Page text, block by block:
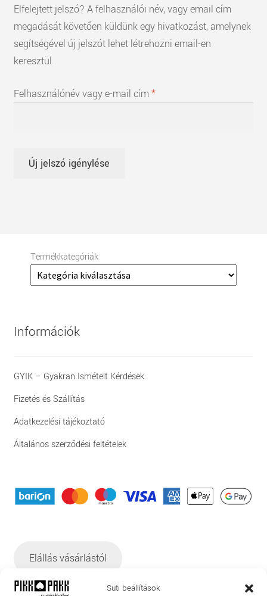
Süti beállítások
Elfelejtett jelszó? A felhasználói név, vagy email cím
megadását követően küldünk egy hivatkozást, amelynek
segítségével új jelszót lehet létrehozni email-en
keresztül.
Felhasználónév vagy e-mail cím*Kötelező
Új jelszó igénylése
Termékkategóriák
Információk
GYIK – Gyakran Ismételt Kérdések
Fizetés és Szállítás
Adatkezelési tájékoztató
Általános szerződési feltételek
Elállás vásárlástól